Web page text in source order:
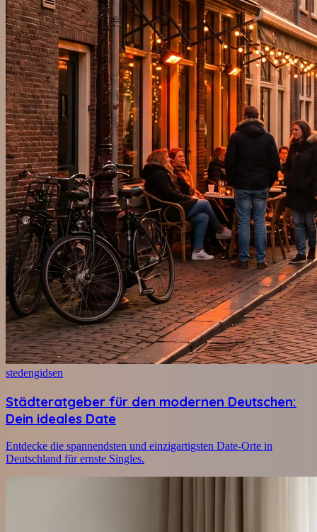
stedengidsen
Städteratgeber für den modernen Deutschen:
Dein ideales Date
Entdecke die spannendsten und einzigartigsten Date-Orte in
Deutschland für ernste Singles.